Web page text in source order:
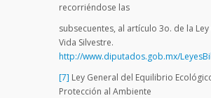
recorriéndose las
subsecuentes, al artículo 3o. de la
Vida Silvestre.
http://www.diputados.gob.mx/
[7] Ley General del Equilibrio
Protección al Ambiente